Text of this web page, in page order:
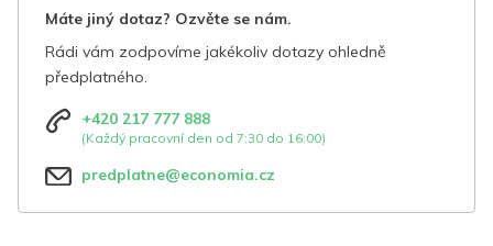
Máte jiný dotaz? Ozvěte se nám.
Rádi vám zodpovíme jakékoliv dotazy ohledně
předplatného.
+420 217 777 888
(Každý pracovní den od 7:30 do 16:00)
predplatne@economia.cz